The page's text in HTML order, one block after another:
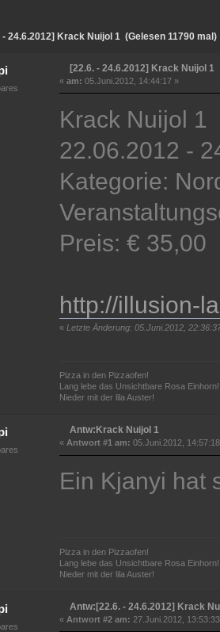
- 24.6.2012] Krack Nuijol 1 (Gelesen 11790 mal)
[22.6. - 24.6.2012] Krack Nuijol 1
«am: 05.Juni.2012, 14:44:17 »
Krack Nuijol 1
22.06.2012 -
Kategorie:
Preis: € 35,00
http://illusion-
«Letzte Änderung: 05.Juni.2012,
Pizza in den Pizzaofen!
Lang lebe das Unsichtbare Rosa Einhorn!
Nieder mit der lila Auster!
Antw:Krack Nuijol 1
« Antwort #1 am: 05.Juni.2012,
Ein Kjanyi hat
Pizza in den Pizzaofen!
Lang lebe das Unsichtbare Rosa Einhorn!
Nieder mit der lila Auster!
Antw:[22.6. - 24.6.2012] Krack
« Antwort #2 am: 27.Juni.2012,